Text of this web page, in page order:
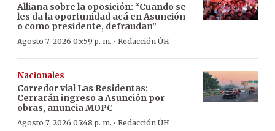
Alliana sobre la oposición: “Cuando se
les da la oportunidad acá en Asunción
o como presidente, defraudan”
Agosto 7, 2026 05:59 p. m. · Redacción ÚH
Nacionales
Corredor vial Las Residentas:
Cerrarán ingreso a Asunción por
obras, anuncia MOPC
Agosto 7, 2026 05:48 p. m. · Redacción ÚH